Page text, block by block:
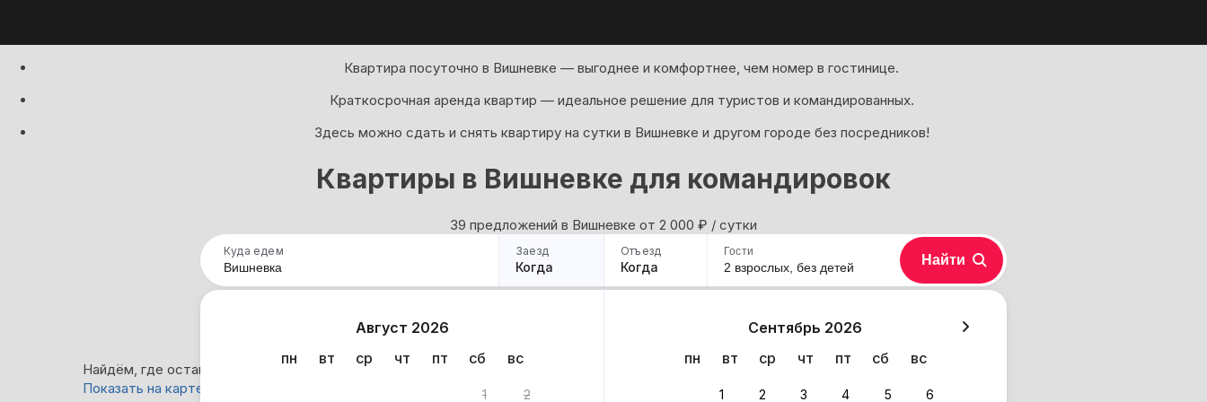
Квартира посуточно в Вишневке — выгоднее и комфортнее, чем номер в гостинице.
Краткосрочная аренда квартир — идеальное решение для туристов и командированных.
Здесь можно сдать и снять квартиру на сутки в Вишневке и другом городе без посредников!
Квартиры в Вишневке для командировок
39 предложений в Вишневке oт 2 000 ₽ / сутки
Куда едем Заезд
Когда
Отъезд
Когда
Август 2026
пн
вт ср чт пт сб вс
1 2
Сентябрь 2026
пн
вт ср чт пт сб вс
1 2 3 4 5 6
Гости
2 взрослых, без детей Найти
Найдём, где остановиться в Вишневке: 39 вариантов
Показать на карте